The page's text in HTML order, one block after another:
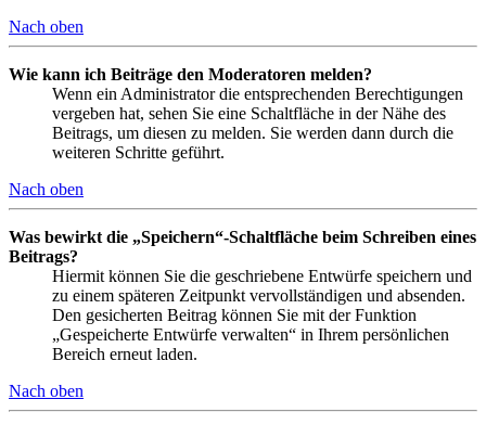
Nach oben
Wie kann ich Beiträge den Moderatoren melden?
Wenn ein Administrator die entsprechenden Berechtigungen
vergeben hat, sehen Sie eine Schaltfläche in der Nähe des
Beitrags, um diesen zu melden. Sie werden dann durch die
weiteren Schritte geführt.
Nach oben
Was bewirkt die „Speichern“-Schaltfläche beim Schreiben eines
Beitrags?
Hiermit können Sie die geschriebene Entwürfe speichern und
zu einem späteren Zeitpunkt vervollständigen und absenden.
Den gesicherten Beitrag können Sie mit der Funktion
„Gespeicherte Entwürfe verwalten“ in Ihrem persönlichen
Bereich erneut laden.
Nach oben